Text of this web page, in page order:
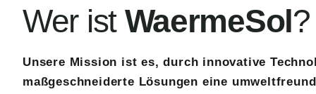
Wer ist WaermeSol?
Unsere Mission ist es, durch innovative
maßgeschneiderte Lösungen eine